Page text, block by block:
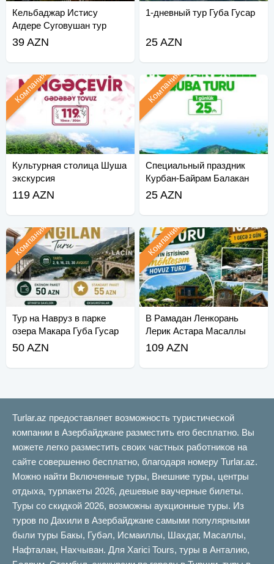
Кельбаджар Истису
Агдере Суговушан тур
39 AZN
1-дневный тур Губа Гусар
25 AZN
Культурная столица Шуша
экскурсия
Компания
119 AZN
Специальный праздник
Курбан-Байрам Балакан
Загатала Гах Шеки
Компания
25 AZN
Тур на Навруз в парке
озера Макара Губа Гусар
Компания
50 AZN
В Рамадан Ленкорань
Лерик Астара Масаллы
Ярдымлы
Компания
109 AZN
Turlar.az предоставляет возможность туристической
компании в Азербайджане разместить его бесплатно. Вы
можете легко разместить своих частных работников на
сайте совершенно бесплатно, благодаря номеру Turlar.az.
Можно найти Включенные туры, Внешние туры, центры
отдыха, турпакеты 2026, дешевые ваучерные билеты.
Туры со скидкой 2026, возможны аукционные туры. Из
туров по Дахили в Азербайджане самыми популярными
были туры Бакы, Губəл, Исмаиллы, Шахдаг, Масаллы,
Нафталан, Нахчыван. Для Xarici Tours, туры в Анталию,